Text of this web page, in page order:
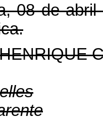
abril de